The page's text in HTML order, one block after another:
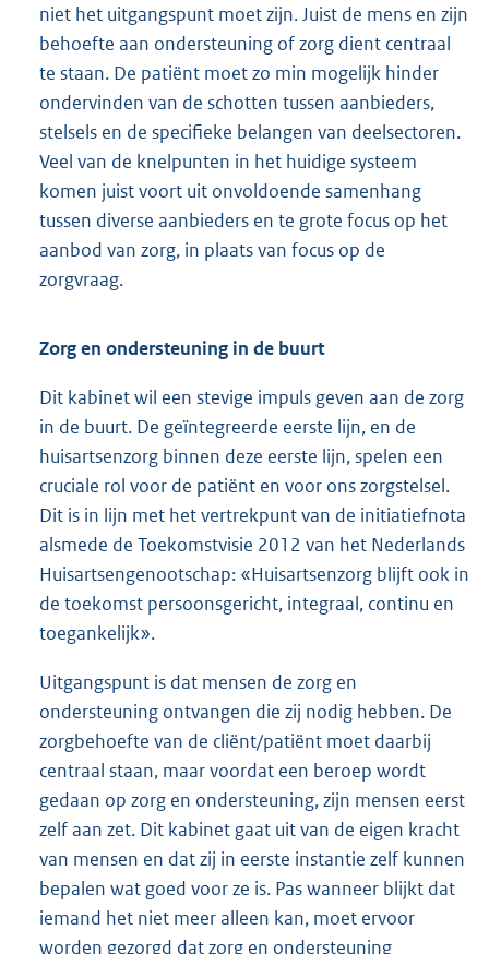
niet het uitgangspunt moet zijn. Juist de mens en zijn
behoefte aan ondersteuning of zorg dient centraal
te staan. De patiënt moet zo min mogelijk hinder
ondervinden van de schotten tussen aanbieders,
stelsels en de specifieke belangen van deelsectoren.
Veel van de knelpunten in het huidige systeem
komen juist voort uit onvoldoende samenhang
tussen diverse aanbieders en te grote focus op het
aanbod van zorg, in plaats van focus op de
zorgvraag.
Zorg en ondersteuning in de buurt
Dit kabinet wil een stevige impuls geven aan de zorg
in de buurt. De geïntegreerde eerste lijn, en de
huisartsenzorg binnen deze eerste lijn, spelen een
cruciale rol voor de patiënt en voor ons zorgstelsel.
Dit is in lijn met het vertrekpunt van de initiatiefnota
alsmede de Toekomstvisie 2012 van het Nederlands
Huisartsengenootschap: «Huisartsenzorg blijft ook in
de toekomst persoonsgericht, integraal, continu en
toegankelijk».
Uitgangspunt is dat mensen de zorg en
ondersteuning ontvangen die zij nodig hebben. De
zorgbehoefte van de cliënt/patiënt moet daarbij
centraal staan, maar voordat een beroep wordt
gedaan op zorg en ondersteuning, zijn mensen eerst
zelf aan zet. Dit kabinet gaat uit van de eigen kracht
van mensen en dat zij in eerste instantie zelf kunnen
bepalen wat goed voor ze is. Pas wanneer blijkt dat
iemand het niet meer alleen kan, moet ervoor
worden gezorgd dat zorg en ondersteuning